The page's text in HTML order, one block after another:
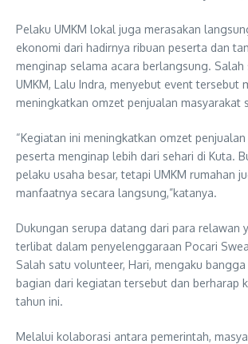
Pelaku UMKM lokal juga merasakan
ekonomi dari hadirnya ribuan peserta dan
menginap selama acara berlangsung. Salah
UMKM, Lalu Indra, menyebut event tersebut
meningkatkan omzet penjualan masyarakat
“Kegiatan ini meningkatkan omzet
peserta menginap lebih dari sehari di Kuta.
pelaku usaha besar, tetapi UMKM rumahan
manfaatnya secara langsung,”katanya.
Dukungan serupa datang dari para relawan
terlibat dalam penyelenggaraan Pocari
Salah satu volunteer, Hari, mengaku
bagian dari kegiatan tersebut dan berharap
tahun ini.
Melalui kolaborasi antara pemerintah,